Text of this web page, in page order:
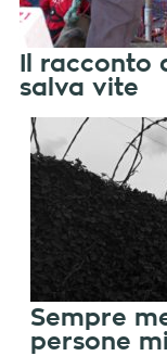
Il racconto
salva vite
Sempre
persone